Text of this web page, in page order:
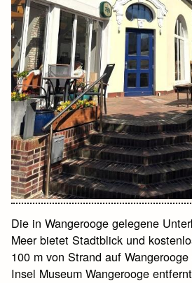
Die in Wangerooge gelegene
Meer bietet Stadtblick und
100 m von Strand auf
Insel Museum Wangerooge